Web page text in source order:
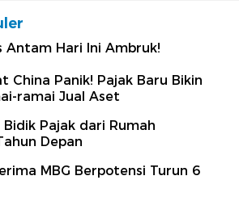
Antam Hari Ini Ambruk!
China Panik! Pajak Baru Bikin
ramai Jual Aset
Pajak dari Rumah
Depan
MBG Berpotensi Turun 6